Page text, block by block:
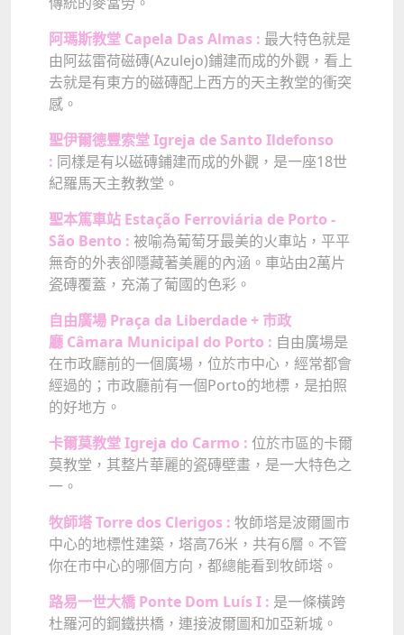
阿瑪斯教堂 Capela Das Almas : 最大特色就是
由阿茲雷荷磁磚(Azulejo)鋪建而成的外觀，看上
去就是有東方的磁磚配上西方的天主教堂的衝突
感。
聖伊爾德豐索堂 Igreja de Santo Ildefonso
: 同樣是有以磁磚鋪建而成的外觀，是一座18世
紀羅馬天主教教堂。
聖本篤車站 Estação Ferroviária de Porto -
São Bento : 被喻為葡萄牙最美的火車站，平平
無奇的外表卻隱藏著美麗的內涵。車站由2萬片
瓷磚覆蓋，充滿了葡國的色彩。
自由廣場 Praça da Liberdade + 市政
廳 Câmara Municipal do Porto : 自由廣場是
在市政廳前的一個廣場，位於市中心，經常都會
經過的；市政廳前有一個Porto的地標，是拍照
的好地方。
卡爾莫教堂 Igreja do Carmo : 位於市區的卡爾
莫教堂，其整片華麗的瓷磚壁畫，是一大特色之
一。
牧師塔 Torre dos Clerigos : 牧師塔是波爾圖市
中心的地標性建築，塔高76米，共有6層。不管
你在市中心的哪個方向，都總能看到牧師塔。
路易一世大橋 Ponte Dom Luís I : 是一條橫跨
杜羅河的鋼鐵拱橋，連接波爾圖和加亞新城。